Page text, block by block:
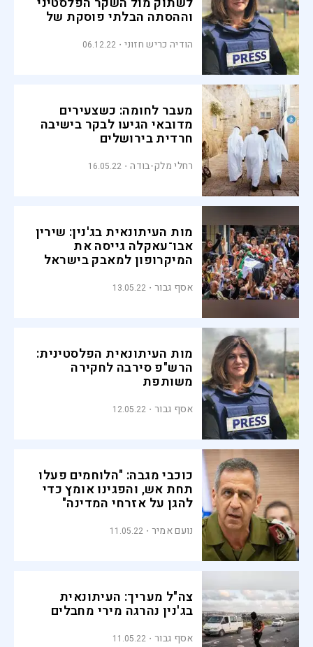
וההסתה הבלתי פוסקת של
הודיה כריש חזוני 06.12.22
מעבר לחומה: כשצעירים
מדובאי הגיעו לבקר בישיבה
חרדית בירושלים
רחלי מלק-בודה 16.05.22
מות העיתונאית בג'נין: שירין
אבו־עאקלה גייסה את
המיקרופון למאבק בישראל
אסף גבור 13.05.22
מות העיתונאית הפלסטינית:
הרש"פ סירבה לחקירה
משותפת
אסף גבור 12.05.22
כוכבי מגבה: "הלוחמים פעלו
תחת אש, והפגינו אומץ כדי
להגן על אזרחי המדינה"
נועם אמיר 11.05.22
צה"ל מעריך: העיתונאית
בג'נין נהרגה מירי מחבלים
אסף גבור 11.05.22